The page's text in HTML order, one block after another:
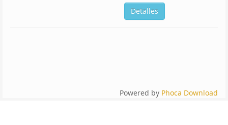
Detalles
Powered by Phoca Download